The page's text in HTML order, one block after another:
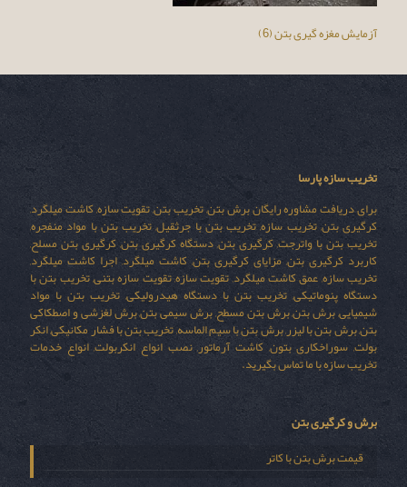
آزمایش مغزه گیری بتن (6)
تخریب سازه پارسا
برای دریافت مشاوره رایگان برش بتن, تخریب بتن, تقویت سازه, کاشت میلگرد,
کرگیری بتن, تخریب سازه, تخریب بتن با جرثقیل, تخریب بتن با مواد منفجره,
تخریب بتن با واترجت, کرگیری بتن, دستگاه کرگیری بتن, کرگیری بتن مسلح,
کاربرد کرگیری بتن, مزایای کرگیری بتن, کاشت میلگرد, اجرا کاشت میلگرد,
تخریب سازه, عمق کاشت میلگرد, تقویت سازه, تقویت سازه بتنی, تخریب بتن با
دستگاه پنوماتیکی, تخریب بتن با دستگاه هیدرولیکی, تخریب بتن با مواد
شیمیایی, برش بتن, برش بتن مسطح, برش سیمی بتن, برش لغزشی و اصطکاکی
بتن, برش بتن با لیزر, برش بتن با سیم الماسه, تخریب بتن با فشار مکانیکی, انکر
بولت, سوراخکاری بتون, کاشت آرماتور, نصب انواع انکربولت, انواع خدمات
تخریب سازه با ما تماس بگیرید.
برش و کرگیری بتن
قیمت برش بتن با کاتر